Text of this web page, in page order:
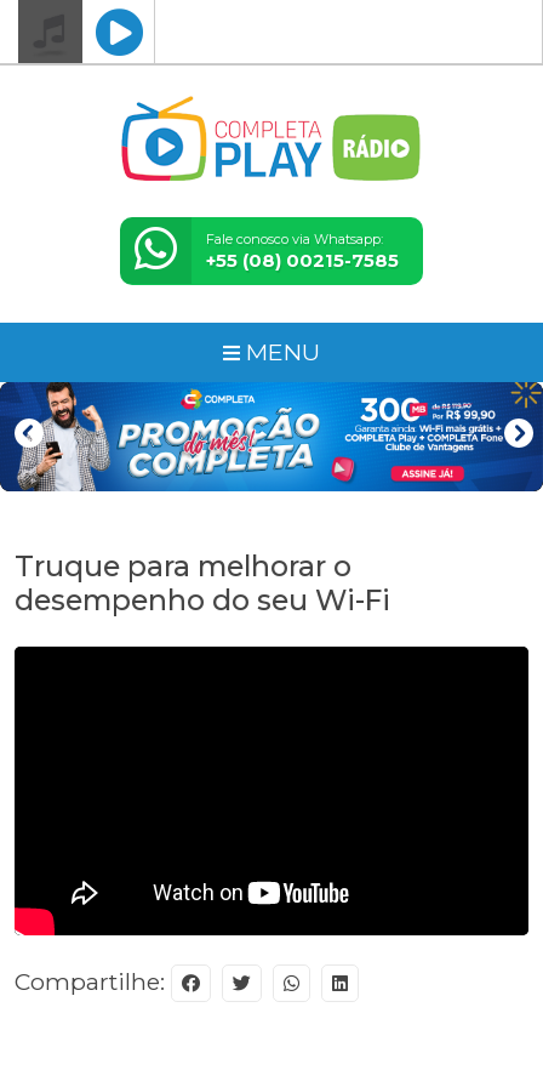
Fale conosco via Whatsapp:
+55 (08) 00215-7585
MENU
Truque para melhorar o
desempenho do seu Wi-Fi
Compartilhe: